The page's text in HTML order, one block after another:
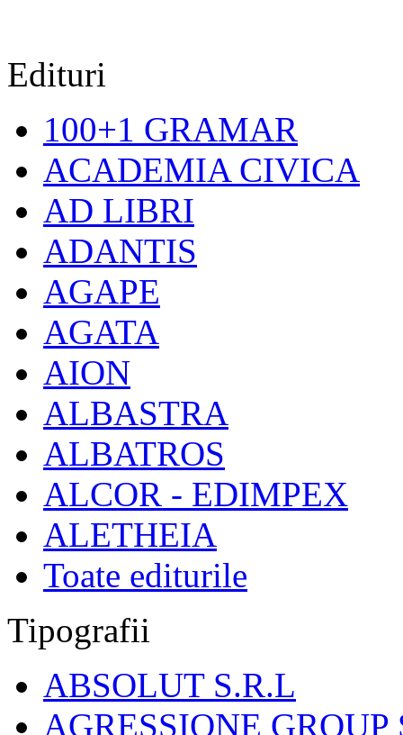
Edituri
100+1 GRAMAR
ACADEMIA CIVICA
AD LIBRI
ADANTIS
AGAPE
AGATA
AION
ALBASTRA
ALBATROS
ALCOR - EDIMPEX
ALETHEIA
Toate editurile
Tipografii
ABSOLUT S.R.L
AGRESSIONE GROUP